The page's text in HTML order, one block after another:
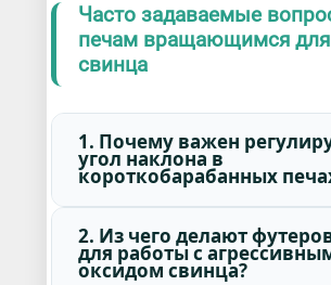
Часто задаваемые
печам вращающимся
свинца
1. Почему важен
угол наклона в
короткобарабанных
2. Из чего делают
для работы с
оксидом свинца?